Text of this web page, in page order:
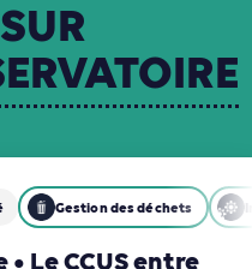
SUR
sols Gestion des déchets